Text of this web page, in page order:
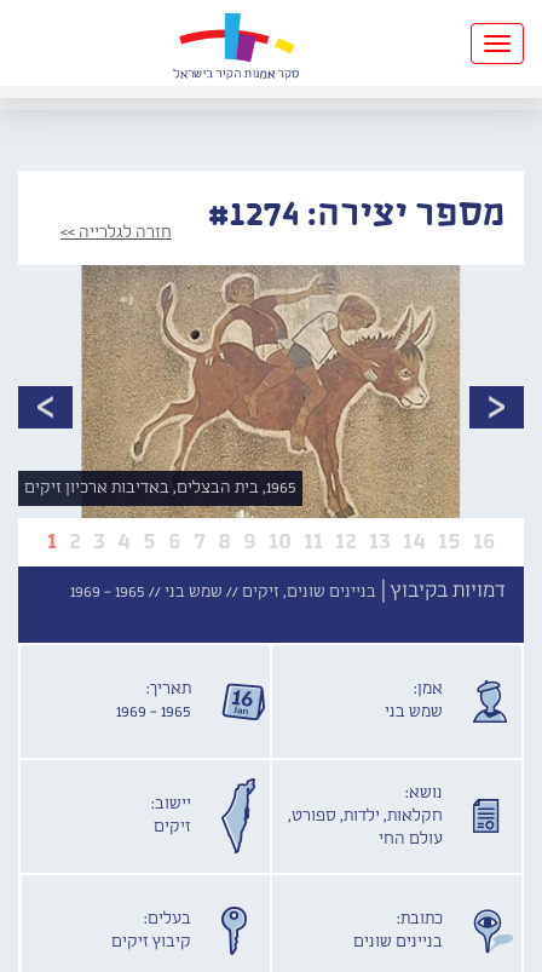
Toggle
navigation
מספר יצירה: #1274 חזרה לגלרייה >>
1 2 3 4 5 6 7 8 9 10 11 12 13 14 15 16
1965, בית הבצלים, באדיבות ארכיון זיקים
דמויות בקיבוץ | בניינים שונים, זיקים // שמש בני // 1965 - 1969
אמן:
שמש בני
תאריך:
1965 - 1969
נושא:
חקלאות, ילדות, ספורט,
עולם החי
יישוב:
זיקים
כתובת:
בניינים שונים
בעלים:
קיבוץ זיקים